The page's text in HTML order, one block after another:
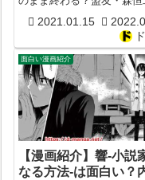
終話ネタバレ感想】
建太郎死亡で最後はどう
【最終話ネタバレ感想】
2021.01.15
面白い漫画紹介
【漫画紹介】響-小説
なる方法-は面白い？